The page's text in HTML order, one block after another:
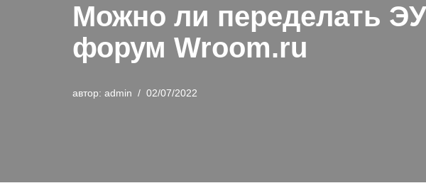
Можно ли переделать
форум Wroom.ru
автор: admin 02/07/2022